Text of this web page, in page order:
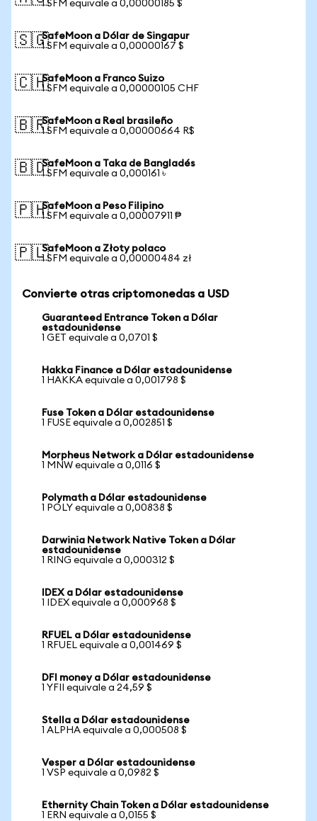
1 SFM equivale a 0,00000185 $
🇸🇬SafeMoon a Dólar de Singapur
1 SFM equivale a 0,00000167 $
🇨🇭SafeMoon a Franco Suizo
1 SFM equivale a 0,00000105 CHF
🇧🇷SafeMoon a Real brasileño
1 SFM equivale a 0,00000664 R$
🇧🇩SafeMoon a Taka de Bangladés
1 SFM equivale a 0,000161 ৳
🇵🇭SafeMoon a Peso Filipino
1 SFM equivale a 0,00007911 ₱
🇵🇱SafeMoon a Złoty polaco
1 SFM equivale a 0,00000484 zł
Convierte otras criptomonedas a USD
Guaranteed Entrance Token a Dólar
estadounidense
1 GET equivale a 0,0701 $
Hakka Finance a Dólar estadounidense
1 HAKKA equivale a 0,001798 $
Fuse Token a Dólar estadounidense
1 FUSE equivale a 0,002851 $
Morpheus Network a Dólar estadounidense
1 MNW equivale a 0,0116 $
Polymath a Dólar estadounidense
1 POLY equivale a 0,00838 $
Darwinia Network Native Token a Dólar
estadounidense
1 RING equivale a 0,000312 $
IDEX a Dólar estadounidense
1 IDEX equivale a 0,000968 $
RFUEL a Dólar estadounidense
1 RFUEL equivale a 0,001469 $
DFI money a Dólar estadounidense
1 YFII equivale a 24,59 $
Stella a Dólar estadounidense
1 ALPHA equivale a 0,000508 $
Vesper a Dólar estadounidense
1 VSP equivale a 0,0982 $
Ethernity Chain Token a Dólar estadounidense
1 ERN equivale a 0,0155 $